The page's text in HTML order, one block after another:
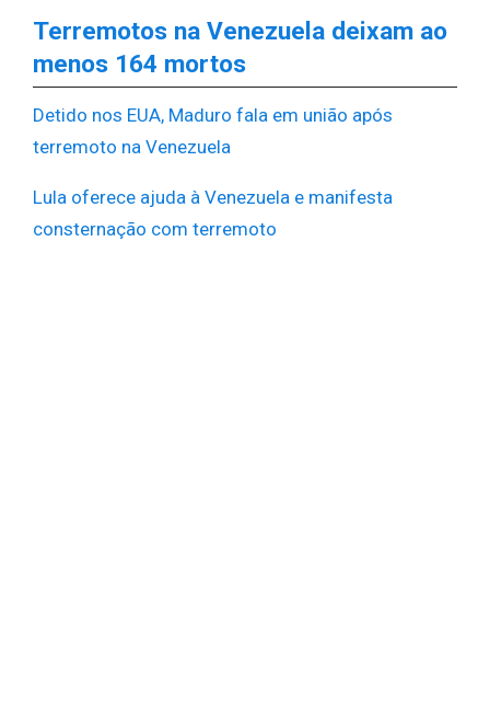
Terremotos na Venezuela deixam ao
menos 164 mortos
Detido nos EUA, Maduro fala em união após
terremoto na Venezuela
Lula oferece ajuda à Venezuela e manifesta
consternação com terremoto